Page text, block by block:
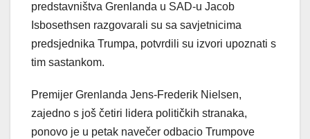
predstavništva Grenlanda u SAD-u Jacob
Isbosethsen razgovarali su sa savjetnicima
predsjednika Trumpa, potvrdili su izvori upoznati s
tim sastankom.
Premijer Grenlanda Jens-Frederik Nielsen,
zajedno s još četiri lidera političkih stranaka,
ponovo je u petak navečer odbacio Trumpove